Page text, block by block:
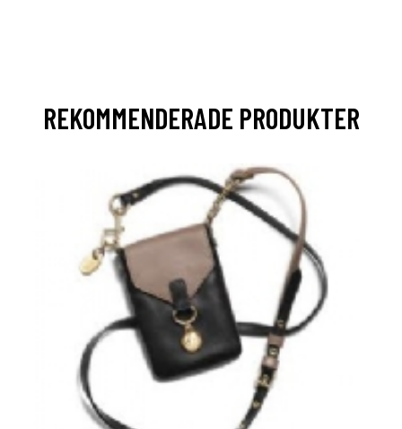
REKOMMENDERADE PRODUKTER